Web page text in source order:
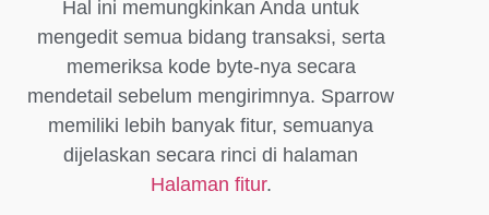
Hal ini memungkinkan Anda untuk
mengedit semua bidang transaksi, serta
memeriksa kode byte-nya secara
mendetail sebelum mengirimnya. Sparrow
memiliki lebih banyak fitur, semuanya
dijelaskan secara rinci di halaman
Halaman fitur.